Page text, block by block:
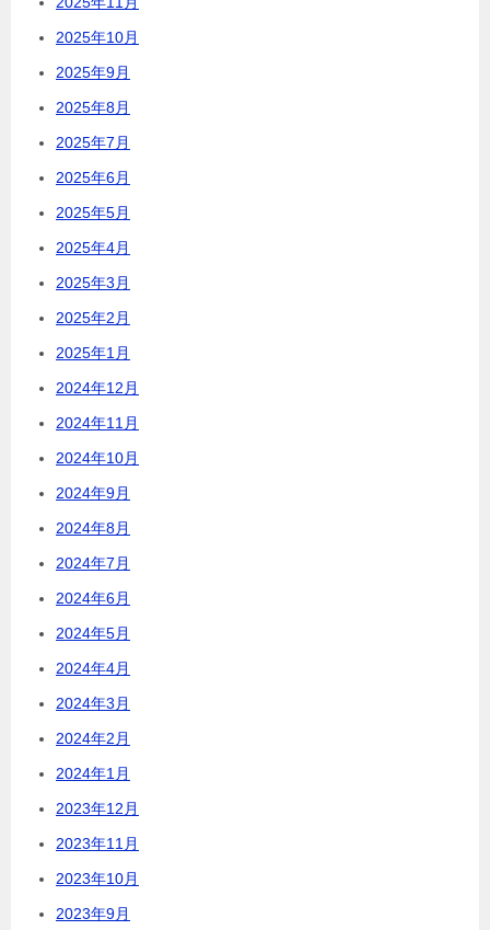
2025年10月
2025年9月
2025年8月
2025年7月
2025年6月
2025年5月
2025年4月
2025年3月
2025年2月
2025年1月
2024年12月
2024年11月
2024年10月
2024年9月
2024年8月
2024年7月
2024年6月
2024年5月
2024年4月
2024年3月
2024年2月
2024年1月
2023年12月
2023年11月
2023年10月
2023年9月